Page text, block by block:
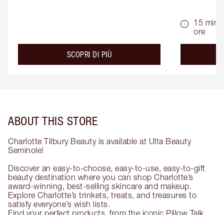
SCOPRI DI PIÙabout the
15 min
ore
ABOUT THIS STORE
Charlotte Tilbury Beauty is available at Ulta Beauty
Seminole!
Discover an easy-to-choose, easy-to-use, easy-to-gift
beauty destination where you can shop Charlotte’s
award-winning, best-selling skincare and makeup.
Explore Charlotte’s trinkets, treats, and treasures to
satisfy everyone’s wish lists.